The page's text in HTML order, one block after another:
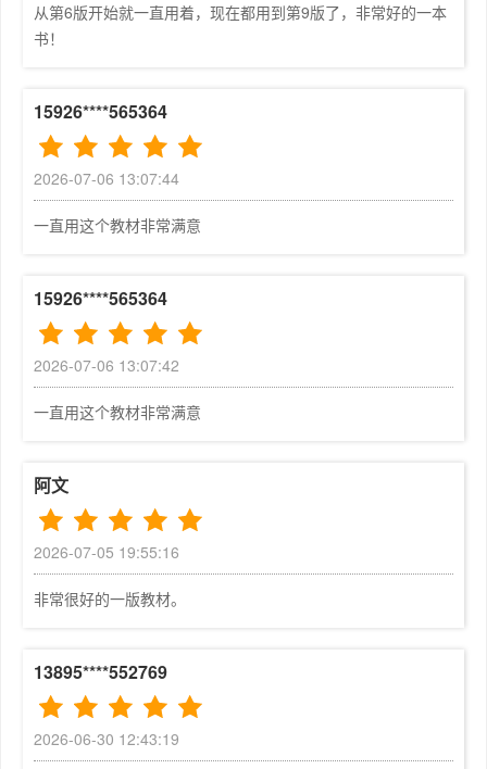
············19
··········································
···············24
··········································
1.7.2 协议与划分层次·························
···············26
1.7.3 具有五层协议的体系结构··················
············28
··········································
················32
复习题·····································
··········································
··························34
···························35
第2 章 物理层·······························
第5 章改写了TCP 的滑动窗口机制，更新了TCP 的拥塞控
P（包括TFTP）和TELNET。
第8 版曾把“互联网上的音频/视频服务”作为单独一章来介
绍，但这些内容都属于应用层的范畴，因此现在把这些内容
都并入第6 章，成为其中单独的一节。
在第7 章“网络安全”中，增加了DH 密钥交换，改写了传
基本的知识。
本教材后面共有两个附录，附录A 是“参考文献与网址”，
附录B 是“常用英文缩写词”。
第9 版删除了第8 版中的“部分习题的解答”，改为以电子
在本次修订工作中，谢钧教授和邢长友教授参加了所有章节
1 章至第8 章的复习题和习题由谢钧教授整理，第4 章4.
5.6 节中“协议转换技术”的初稿由谢钧教授撰写，第9 章
珠副教授也参与了本教材的编写工作。
向编者或出版社编辑提出了很多宝贵意见。在本次修订工作
中，要特别感谢清华大学李星教授。李星教授提供了他们团
队多年来对IPv6 的研究成果，对第9 版应当增加的内容
提出了非常具体的建议。李星教授和包丛笑教授还参加了对
从第6版开始就一直用着，现在都用到第9版了，非常好的一本
书！
15926****565364
2026-07-06 13:07:44
一直用这个教材非常满意
15926****565364
2026-07-06 13:07:42
一直用这个教材非常满意
阿文
2026-07-05 19:55:16
非常很好的一版教材。
13895****552769
2026-06-30 12:43:19